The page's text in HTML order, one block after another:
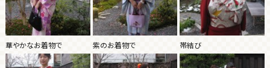
華やかなお着物で 紫のお着物で 帯結び